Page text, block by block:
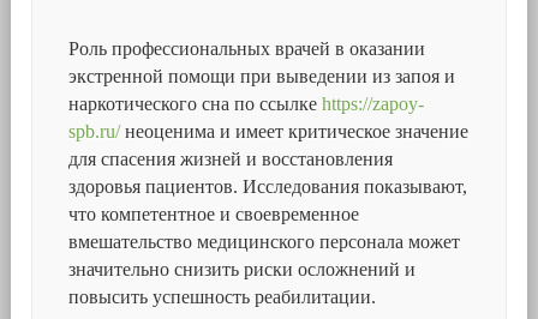
Роль профессиональных врачей в оказании
экстренной помощи при выведении из запоя и
наркотического сна по ссылкеhttps://zapoy-
spb.ru/неоценима и имеет критическое значение
для спасения жизней и восстановления
здоровья пациентов. Исследования показывают,
что компетентное и своевременное
вмешательство медицинского персонала может
значительно снизить риски осложнений и
повысить успешность реабилитации.